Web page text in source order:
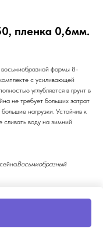
пленка 0,6мм.
формы 8-
с усиливающей
углубляется в грунт в
не требует больших затрат
нагрузки. Устойчив к
сливать воду на зимний
Восьмиобразный